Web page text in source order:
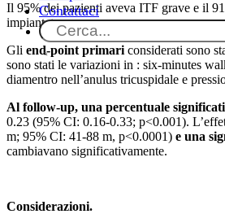
Contattaci
Il 95% dei pazienti aveva ITF grave e il
impiantato con successo.
Gli end-point primari considerati sono
sono stati le variazioni in : six-minutes
diamentro nell’anulus tricuspidale e
Al follow-up, una percentuale
0.23 (95% CI: 0.16-0.33; p<0.001).
m; 95% CI: 41-88 m, p<0.0001) e una
cambiavano significativamente.
Considerazioni.